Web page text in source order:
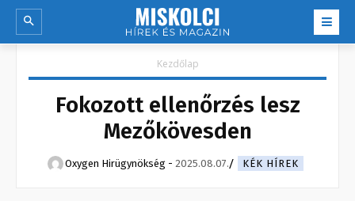
Kezdőlap
Fokozott ellenőrzés lesz
Mezőkövesden
Oxygen Hirügynökség - 2025.08.07. KÉK HÍREK